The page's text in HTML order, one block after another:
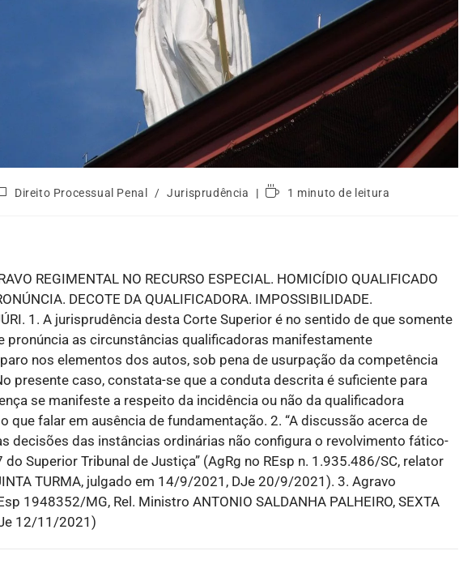
Direito Processual Penal / Jurisprudência 1 minuto de leitura
REGIMENTAL NO RECURSO ESPECIAL. HOMICÍDIO QUALIFICADO
DECOTE DA QUALIFICADORA. IMPOSSIBILIDADE.
1. A jurisprudência desta Corte Superior é no sentido de que somente
pronúncia as circunstâncias qualificadoras manifestamente
nos elementos dos autos, sob pena de usurpação da competência
presente caso, constata-se que a conduta descrita é suficiente para
se manifeste a respeito da incidência ou não da qualificadora
que falar em ausência de fundamentação. 2. “A discussão acerca de
decisões das instâncias ordinárias não configura o revolvimento fático-
Superior Tribunal de Justiça” (AgRg no REsp n. 1.935.486/SC, relator
TURMA, julgado em 14/9/2021, DJe 20/9/2021). 3. Agravo
1948352/MG, Rel. Ministro ANTONIO SALDANHA PALHEIRO, SEXTA
12/11/2021)